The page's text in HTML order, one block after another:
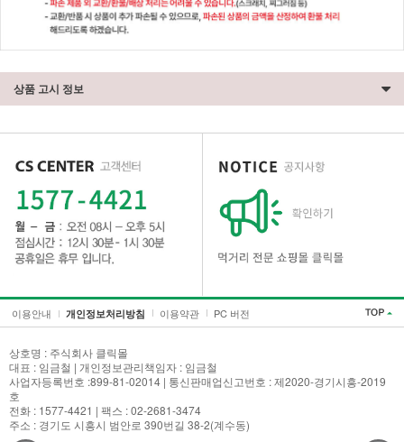
상품 고시 정보
이용안내 개인정보처리방침 이용약관 PC 버전
상호명 : 주식회사 클릭몰
대표 : 임금철 | 개인정보관리책임자 : 임금철
사업자등록번호 :899-81-02014 | 통신판매업신고번호 : 제2020-경기시흥-2019
호
전화 : 1577-4421 | 팩스 : 02-2681-3474
주소 : 경기도 시흥시 범안로 390번길 38-2(계수동)